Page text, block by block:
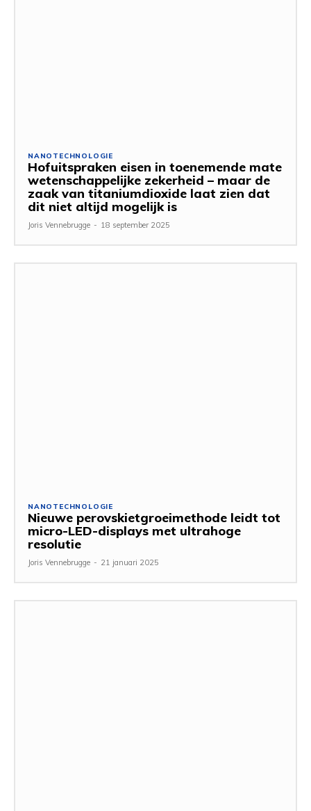
NANOTECHNOLOGIE
Hofuitspraken eisen in toenemende mate
wetenschappelijke zekerheid – maar de
zaak van titaniumdioxide laat zien dat
dit niet altijd mogelijk is
Joris Vennebrugge - 18 september 2025
NANOTECHNOLOGIE
Nieuwe perovskietgroeimethode leidt tot
micro-LED-displays met ultrahoge
resolutie
Joris Vennebrugge - 21 januari 2025